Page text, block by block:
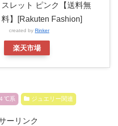
スレット ピンク【送料無
料】[Rakuten Fashion]
created by Rinker
楽天市場
４℃系 ジュエリー関連
ーリンク